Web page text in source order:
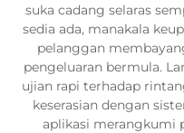
suka cadang selaras
sedia ada, manakala
pelanggan
pengeluaran bermula.
ujian rapi terhadap
keserasian dengan
aplikasi merangkumi